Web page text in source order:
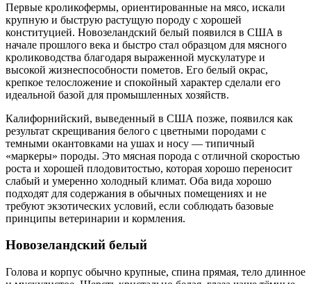
Первые кроликофермы, ориентированные на мясо, искали
крупную и быструю растущую породу с хорошей
конституцией. Новозеландский белый появился в США в
начале прошлого века и быстро стал образцом для мясного
кролиководства благодаря выраженной мускулатуре и
высокой жизнеспособности пометов. Его белый окрас,
крепкое телосложение и спокойный характер сделали его
идеальной базой для промышленных хозяйств.
Калифорнийский, выведенный в США позже, появился как
результат скрещивания белого с цветными породами с
темными окантовками на ушах и носу — типичный
«маркеры» породы. Это мясная порода с отличной скоростью
роста и хорошей плодовитостью, которая хорошо переносит
слабый и умеренно холодный климат. Оба вида хорошо
подходят для содержания в обычных помещениях и не
требуют экзотических условий, если соблюдать базовые
принципы ветеринарии и кормления.
Новозеландский белый
Голова и корпус обычно крупные, спина прямая, тело длинное